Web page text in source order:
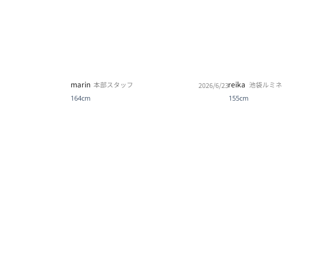
marin 本部スタッフ 2026/6/23
164cm
reika 池袋ルミネ
155cm